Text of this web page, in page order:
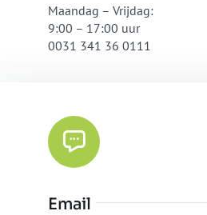
Maandag – Vrijdag:
9:00 – 17:00 uur
0031 341 36 0111
Email